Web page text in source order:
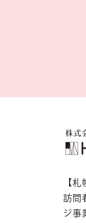
【札
訪問
ジ事